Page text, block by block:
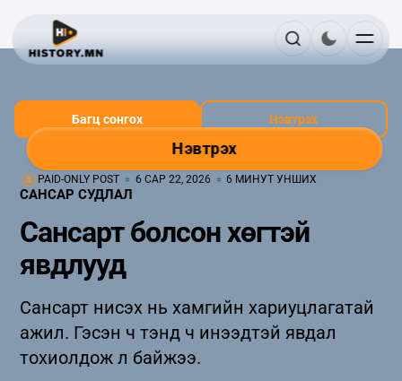
Нэвтрэх
Багц сонгох Нэвтрэх
PAID-ONLY POST 6 САР 22, 2026 6 МИНУТ УНШИХ
САНСАР СУДЛАЛ
Сансарт болсон хөгтэй
явдлууд
Сансарт нисэх нь хамгийн хариуцлагатай
ажил. Гэсэн ч тэнд ч инээдтэй явдал
тохиолдож л байжээ.